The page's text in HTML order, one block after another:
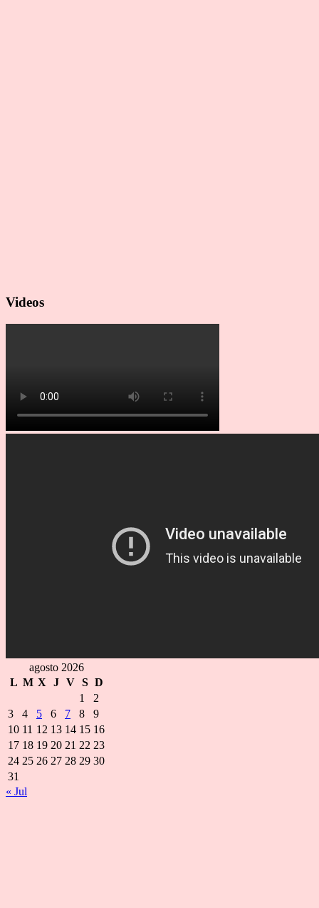
Videos
agosto 2026
L M X J V S D
1
2
3
4 5 6 7 8
9
10 11 12 13 14 15 16
17 18 19 20 21 22 23
24 25 26 27 28 29 30
31
« Jul